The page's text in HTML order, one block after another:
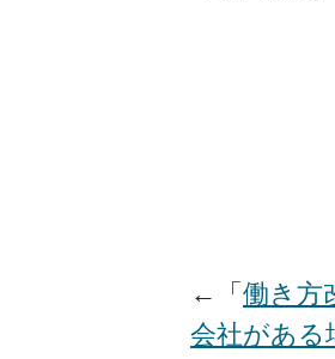
←「 働き方
会社がある